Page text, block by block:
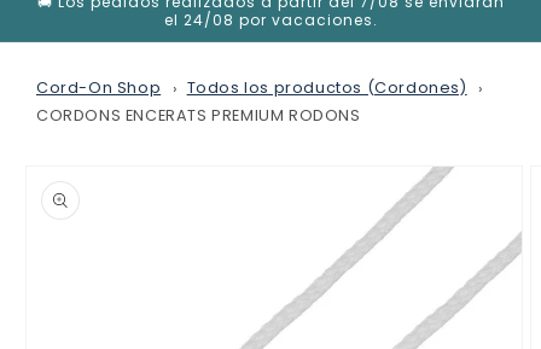
el 24/08 por vacaciones.
Cord-On Shop
Todos los productos (Cordones)
CORDONS ENCERATS PREMIUM RODONS
informació